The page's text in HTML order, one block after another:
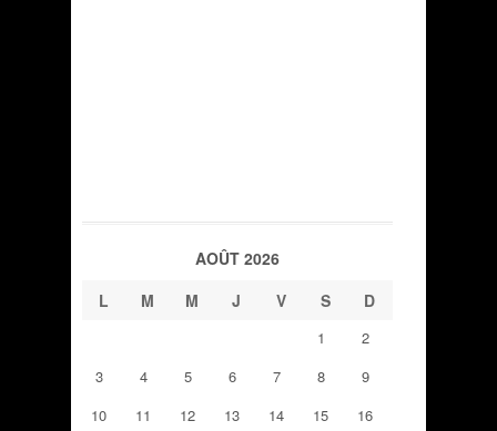
AOÛT 2026
L
M M J V S D
1
2
3
4 5 6 7 8
9
10
11 12 13 14 15
16